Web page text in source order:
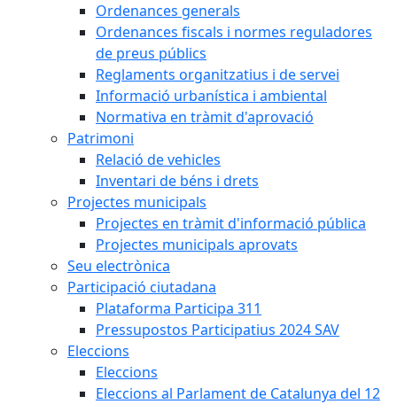
Ordenances generals
Ordenances fiscals i normes reguladores
de preus públics
Reglaments organitzatius i de servei
Informació urbanística i ambiental
Normativa en tràmit d'aprovació
Patrimoni
Relació de vehicles
Inventari de béns i drets
Projectes municipals
Projectes en tràmit d'informació pública
Projectes municipals aprovats
Seu electrònica
Participació ciutadana
Plataforma Participa 311
Pressupostos Participatius 2024 SAV
Eleccions
Eleccions
Eleccions al Parlament de Catalunya del 12